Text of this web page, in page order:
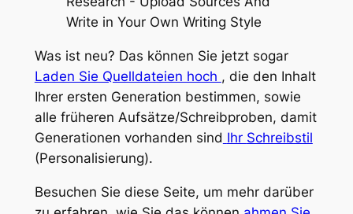
Was ist neu? Das können Sie jetzt sogar
Laden Sie Quelldateien hoch , die den Inhalt
Ihrer ersten Generation bestimmen, sowie
alle früheren Aufsätze/Schreibproben, damit
Generationen vorhanden sind Ihr Schreibstil
(Personalisierung).
Besuchen Sie diese Seite, um mehr darüber